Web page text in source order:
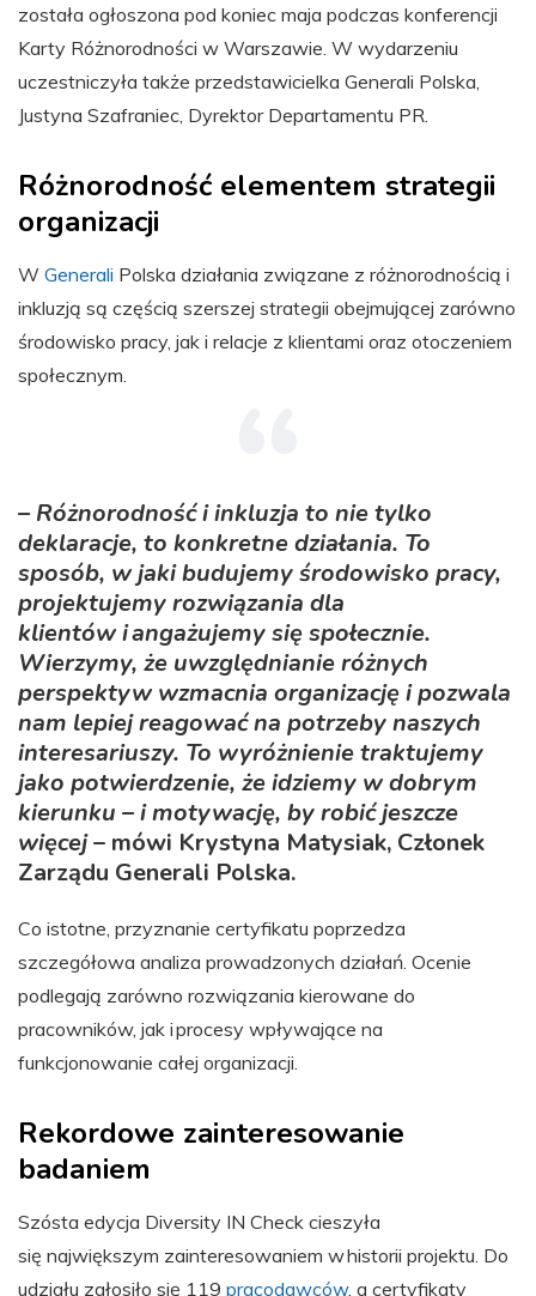
została ogłoszona pod koniec maja podczas konferencji
Karty Różnorodności w Warszawie. W wydarzeniu
uczestniczyła także przedstawicielka Generali Polska,
Justyna Szafraniec, Dyrektor Departamentu PR.
Różnorodność elementem strategii
organizacji
W Generali Polska działania związane z różnorodnością i
inkluzją są częścią szerszej strategii obejmującej zarówno
środowisko pracy, jak i relacje z klientami oraz otoczeniem
społecznym.
– Różnorodność i inkluzja to nie tylko
deklaracje, to konkretne działania. To
sposób, w jaki budujemy środowisko pracy,
projektujemy rozwiązania dla
klientów i angażujemy się społecznie.
Wierzymy, że uwzględnianie różnych
perspektyw wzmacnia organizację i pozwala
nam lepiej reagować na potrzeby naszych
interesariuszy. To wyróżnienie traktujemy
jako potwierdzenie, że idziemy w dobrym
kierunku – i motywację, by robić jeszcze
więcej– mówi Krystyna Matysiak, Członek
Zarządu Generali Polska.
Co istotne, przyznanie certyfikatu poprzedza
szczegółowa analiza prowadzonych działań. Ocenie
podlegają zarówno rozwiązania kierowane do
pracowników, jak i procesy wpływające na
funkcjonowanie całej organizacji.
Rekordowe zainteresowanie
badaniem
Szósta edycja Diversity IN Check cieszyła
się największym zainteresowaniem w historii projektu. Do
udziału zgłosiło się 119 pracodawców, a certyfikaty